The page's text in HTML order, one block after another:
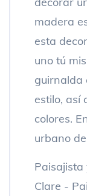
madera
esta
uno tú
guirnalda
estilo, así
colores.
urbano
Paisajista
Clare -